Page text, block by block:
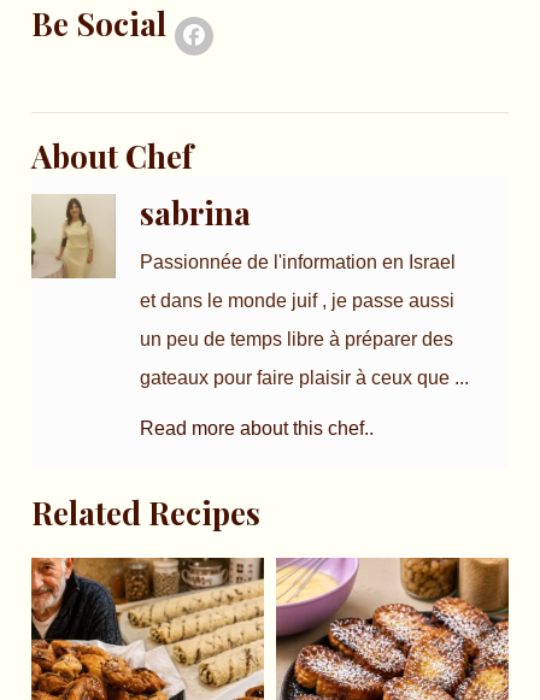
Be Social
About Chef
sabrina
Passionnée de l'information en Israel
et dans le monde juif , je passe aussi
un peu de temps libre à préparer des
gateaux pour faire plaisir à ceux que ...
Read more about this chef..
Related Recipes